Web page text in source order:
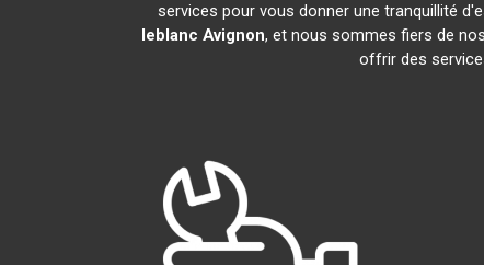
services pour vous donner une tranquillité
leblanc Avignon, et nous sommes fiers de
offrir des